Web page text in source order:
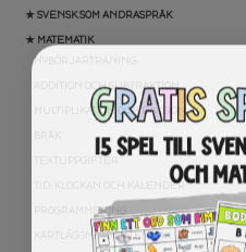
★ SVENSK SOM ANDRASPRÅK
★ MATEMATIK
NYBÖRJARTRÄNING
ADDITION OCH SUBTRAKTION
MULTIPLIKATION OCH DIVISION
TEXTUPPGIFTER
TID: KLOCKAN OCH KALENDER
PROGRAMMERING
KARTLÄGGNING MATEMATIK